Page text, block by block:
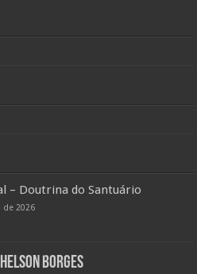
– Doutrina do Santuário
de 2026
Borges